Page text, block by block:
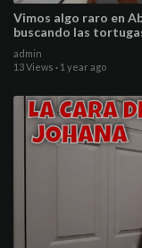
Vimos algo raro en
buscando las
admin
13 Views · 1 year ago